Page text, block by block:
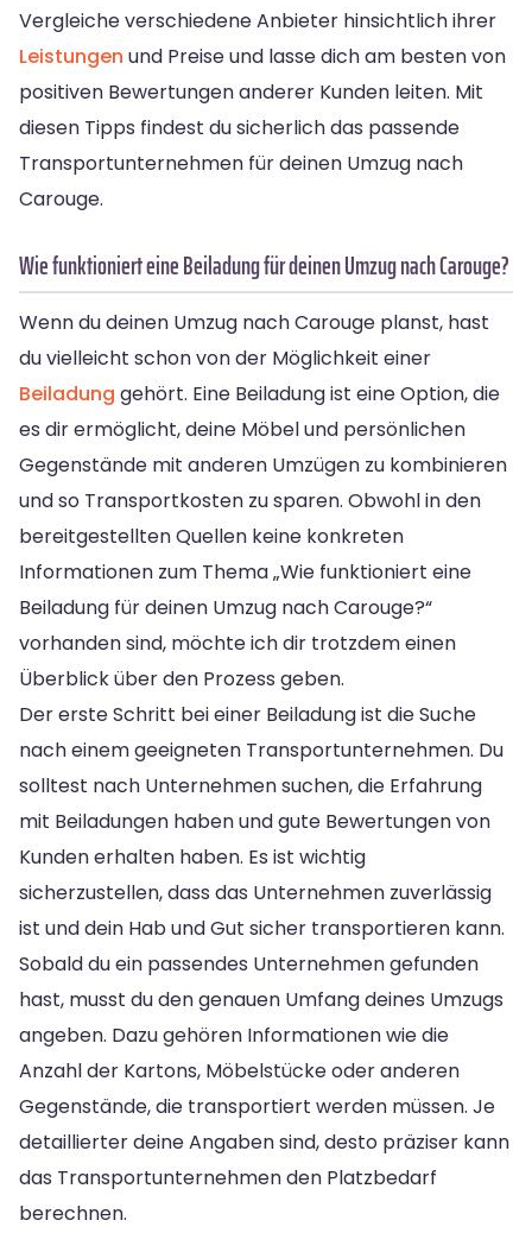
Vergleiche verschiedene Anbieter hinsichtlich ihrer
Leistungen und Preise und lasse dich am besten von
positiven Bewertungen anderer Kunden leiten. Mit
diesen Tipps findest du sicherlich das passende
Transportunternehmen für deinen Umzug nach
Carouge.
Wie funktioniert eine Beiladung für deinen Umzug nach Carouge?
Wenn du deinen Umzug nach Carouge planst, hast
du vielleicht schon von der Möglichkeit einer
Beiladung gehört. Eine Beiladung ist eine Option, die
es dir ermöglicht, deine Möbel und persönlichen
Gegenstände mit anderen Umzügen zu kombinieren
und so Transportkosten zu sparen. Obwohl in den
bereitgestellten Quellen keine konkreten
Informationen zum Thema „Wie funktioniert eine
Beiladung für deinen Umzug nach Carouge?“
vorhanden sind, möchte ich dir trotzdem einen
Überblick über den Prozess geben.
Der erste Schritt bei einer Beiladung ist die Suche
nach einem geeigneten Transportunternehmen. Du
solltest nach Unternehmen suchen, die Erfahrung
mit Beiladungen haben und gute Bewertungen von
Kunden erhalten haben. Es ist wichtig
sicherzustellen, dass das Unternehmen zuverlässig
ist und dein Hab und Gut sicher transportieren kann.
Sobald du ein passendes Unternehmen gefunden
hast, musst du den genauen Umfang deines Umzugs
angeben. Dazu gehören Informationen wie die
Anzahl der Kartons, Möbelstücke oder anderen
Gegenstände, die transportiert werden müssen. Je
detaillierter deine Angaben sind, desto präziser kann
das Transportunternehmen den Platzbedarf
berechnen.